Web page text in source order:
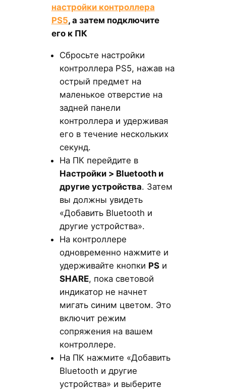
настройки контроллера
PS5, а затем подключите
его к ПК
Сбросьте настройки
контроллера PS5, нажав на
острый предмет на
маленькое отверстие на
задней панели
контроллера и удерживая
его в течение нескольких
секунд.
На ПК перейдите в
Настройки > Bluetooth и
другие устройства. Затем
вы должны увидеть
«Добавить Bluetooth и
другие устройства».
На контроллере
одновременно нажмите и
удерживайте кнопки PSи
SHARE, пока световой
индикатор не начнет
мигать синим цветом. Это
включит режим
сопряжения на вашем
контроллере.
На ПК нажмите «Добавить
Bluetooth и другие
устройства» и выберите